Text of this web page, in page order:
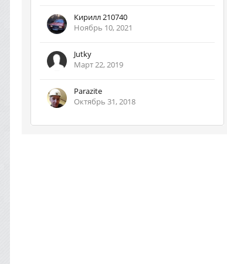
Кирилл 210740
Ноябрь 10, 2021
Jutky
Март 22, 2019
Parazite
Октябрь 31, 2018